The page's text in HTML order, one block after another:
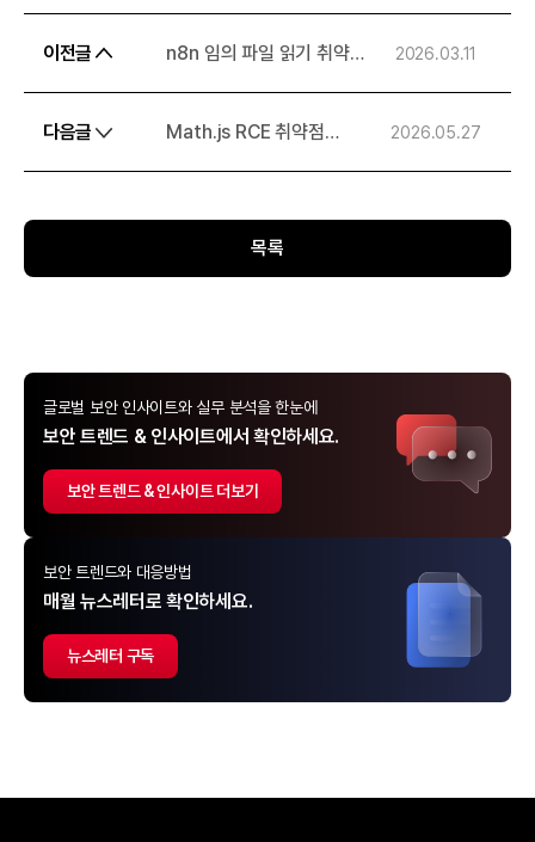
이전글
n8n 임의 파일 읽기 취약점
2026.03.11
다음글
Math.js RCE 취약점
2026.05.27
목록
글로벌 보안 인사이트와 실무 분석을 한눈에
보안 트렌드 & 인사이트에서 확인하세요.
보안 트렌드 & 인사이트 더보기
보안 트렌드와 대응방법
매월 뉴스레터로 확인하세요.
뉴스레터 구독